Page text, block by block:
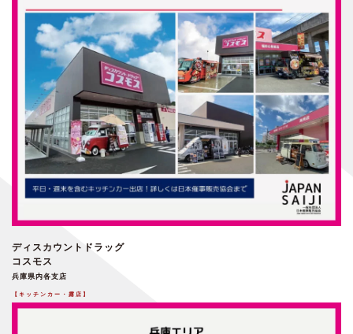
ディスカウントドラッグ
コスモス
兵庫県内各支店
【キッチンカー・露店】